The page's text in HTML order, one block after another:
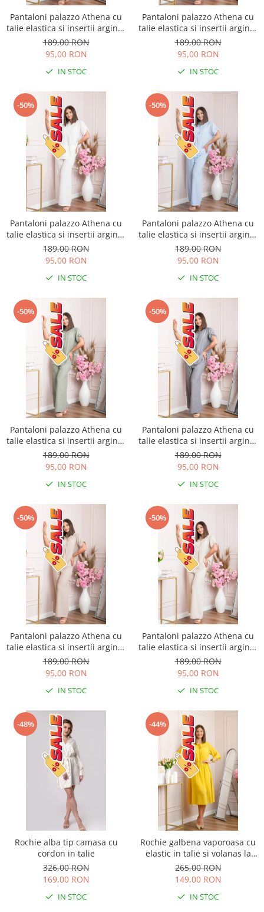
Pantaloni palazzo Athena cu
talie elastica si insertii argintii
- Roz pudrat
189,00 RON
95,00 RON
IN STOC
Pantaloni palazzo Athena cu
talie elastica si insertii argintii
- Lila
189,00 RON
95,00 RON
IN STOC
-50%
Pantaloni palazzo Athena cu
talie elastica si insertii argintii
- Alb
189,00 RON
95,00 RON
IN STOC
-50%
Pantaloni palazzo Athena cu
talie elastica si insertii argintii
- Bleu
189,00 RON
95,00 RON
IN STOC
-50%
Pantaloni palazzo Athena cu
talie elastica si insertii argintii
- Kaki
189,00 RON
95,00 RON
IN STOC
-50%
Pantaloni palazzo Athena cu
talie elastica si insertii argintii
- Gri
189,00 RON
95,00 RON
IN STOC
-50%
Pantaloni palazzo Athena cu
talie elastica si insertii argintii
- Bej
189,00 RON
95,00 RON
IN STOC
-50%
Pantaloni palazzo Athena cu
talie elastica si insertii argintii
- Ecru
189,00 RON
95,00 RON
IN STOC
-48%
Rochie alba tip camasa cu
cordon in talie
326,00 RON
169,00 RON
IN STOC
-44%
Rochie galbena vaporoasa cu
elastic in talie si volanas la
decolteu Allegra
265,00 RON
149,00 RON
IN STOC